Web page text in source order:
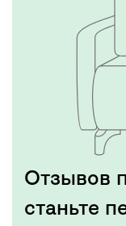
Отзывов
станьте